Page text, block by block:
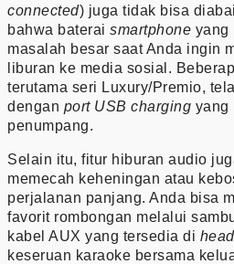
connected) juga tidak bisa
bahwa baterai smartphone yang
masalah besar saat Anda ingin
liburan ke media sosial.
terutama seri Luxury/Premio,
dengan port USB charging yang
penumpang.
Selain itu, fitur hiburan audio
memecah keheningan atau
perjalanan panjang. Anda bisa
favorit rombongan melalui
kabel AUX yang tersedia di
keseruan karaoke bersama